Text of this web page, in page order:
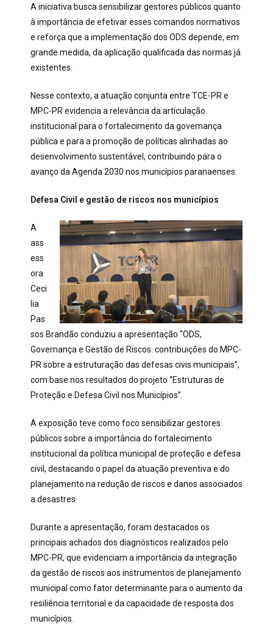
A iniciativa busca sensibilizar gestores públicos quanto
à importância de efetivar esses comandos normativos
e reforça que a implementação dos ODS depende, em
grande medida, da aplicação qualificada das normas já
existentes.
Nesse contexto, a atuação conjunta entre TCE-PR e
MPC-PR evidencia a relevância da articulação
institucional para o fortalecimento da governança
pública e para a promoção de políticas alinhadas ao
desenvolvimento sustentável, contribuindo para o
avanço da Agenda 2030 nos municípios paranaenses.
Defesa Civil e gestão de riscos nos municípios
A
ass
ess
ora
Ceci
lia
Pas
sos Brandão conduziu a apresentação “ODS,
Governança e Gestão de Riscos: contribuições do MPC-
PR sobre a estruturação das defesas civis municipais”,
com base nos resultados do projeto “Estruturas de
Proteção e Defesa Civil nos Municípios”.
A exposição teve como foco sensibilizar gestores
públicos sobre a importância do fortalecimento
institucional da política municipal de proteção e defesa
civil, destacando o papel da atuação preventiva e do
planejamento na redução de riscos e danos associados
a desastres.
Durante a apresentação, foram destacados os
principais achados dos diagnósticos realizados pelo
MPC-PR, que evidenciam a importância da integração
da gestão de riscos aos instrumentos de planejamento
municipal como fator determinante para o aumento da
resiliência territorial e da capacidade de resposta dos
municípios.